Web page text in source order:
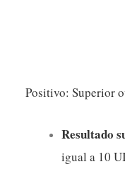
Positivo: Superior
Resultado
igual a 10